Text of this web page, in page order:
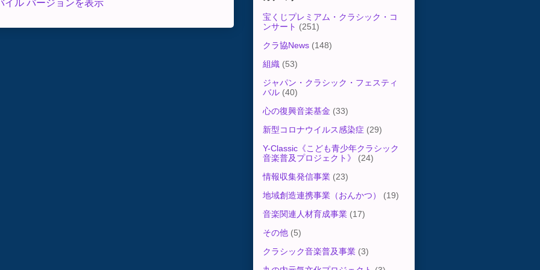
イル バージョンを表示
宝くじプレミアム・クラシック・コ
ンサート (251)
クラ協News (148)
組織 (53)
ジャパン・クラシック・フェスティ
バル (40)
心の復興音楽基金 (33)
新型コロナウイルス感染症 (29)
Y-Classic《こども青少年クラシック
音楽普及プロジェクト》
(24)
情報収集発信事業 (23)
地域創造連携事業（おんかつ）
(19)
音楽関連人材育成事業 (17)
その他 (5)
クラシック音楽普及事業 (3)